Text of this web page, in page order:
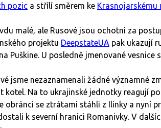
pozic a střílí směrem ke Krasnojarskému
malé, ale Rusové jsou ochotni za
projektu DeepstateUA pak ukazují
Puškine. U posledně jmenované vesnice
jsme nezaznamenali žádné významné
kotel. Na to ukrajinské jednotky reagují
obránci se ztrátami stáhli z Ilinky a nyní
k severní hranici Romanivky. V